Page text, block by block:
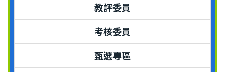
教評委員
考核委員
甄選專區